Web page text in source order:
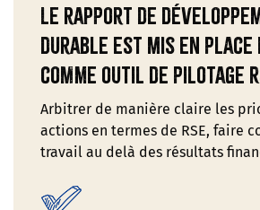
Le rapport de
durable est mis en
comme outil de pilotage
Arbitrer de manière claire les
actions en termes de RSE, faire
travail au delà des résultats